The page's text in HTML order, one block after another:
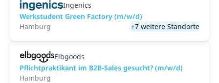
Ingenics
Werkstudent Green Factory (m/w/d)
Hamburg
+7 weitere Standorte
Elbgoods
Pflichtpraktikant im B2B-Sales gesucht? (m/w/d)
Hamburg